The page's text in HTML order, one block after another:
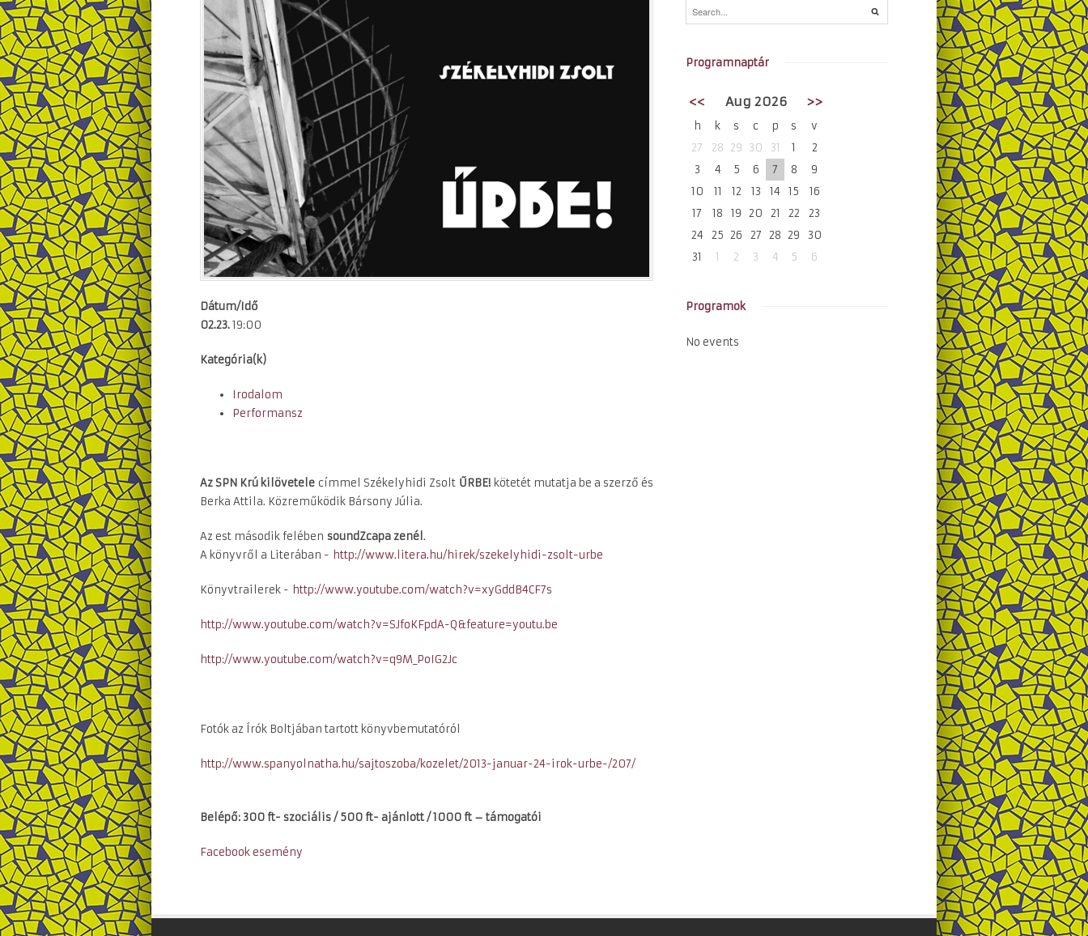
Dátum/Idő
02.23.19:00
Kategória(k)
Irodalom
Performansz
Az SPN Krú kilövetele címmel Székelyhidi Zsolt ŰRBE! kötetét mutatja be a szerző és
Berka Attila. Közreműködik Bársony Júlia.
Az est második felében soundZcapa zenél .
A könyvről a Literában - http://www.litera.hu/hirek/szekelyhidi-zsolt-urbe
Könyvtrailerek - http://www.youtube.com/watch?v=xyGddB4CF7s
http://www.youtube.com/watch?v=SJfoKFpdA-Q&feature=youtu.be
http://www.youtube.com/watch?v=q9M_PoIG2Jc
Fotók az Írók Boltjában tartott könyvbemutatóról
http://www.spanyolnatha.hu/sajtoszoba/kozelet/2013-januar-24-irok-urbe-/207/
Belépő: 300 ft- szociális / 500 ft- ajánlott / 1000 ft – támogatói
Facebook esemény
Programnaptár
<< Aug 2026 >>
h k s c p s
v
27
28 29 30 31 1
2
3
4 5 6 7 8
9
10
11 12 13 14 15
16
17
18 19 20 21 22
23
24
25 26 27 28 29
30
31
1 2 3 4 5 6
Programok
No events